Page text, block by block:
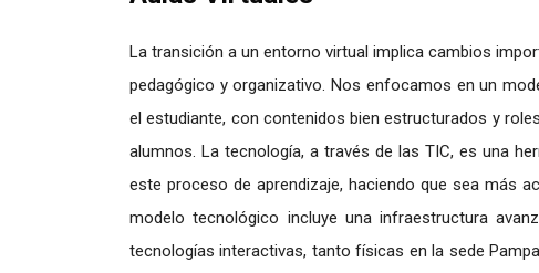
La transición a un entorno virtual implica cambios
pedagógico y organizativo. Nos enfocamos en un
el estudiante, con contenidos bien estructurados y
alumnos. La tecnología, a través de las TIC, es una
este proceso de aprendizaje, haciendo que sea más
modelo tecnológico incluye una infraestructura
tecnologías interactivas, tanto físicas en la sede